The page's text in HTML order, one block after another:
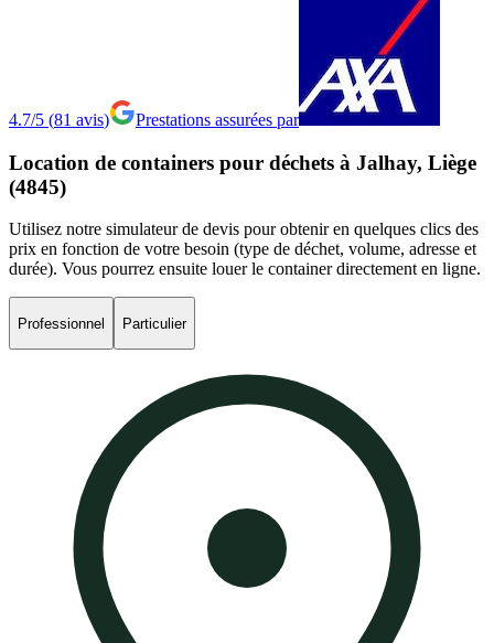
4.7/5 (81 avis) Prestations assurées par
Location de containers pour déchets à Jalhay, Liège
(4845)
Utilisez notre simulateur de devis pour obtenir en quelques clics des
prix en fonction de votre besoin (type de déchet, volume, adresse et
durée). Vous pourrez ensuite louer le container directement en ligne.
Professionnel Particulier